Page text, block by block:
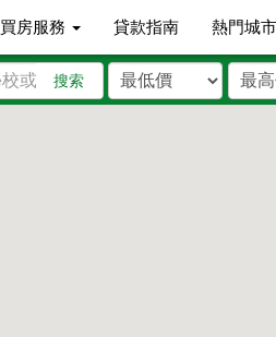
買房服務 貸款指南 熱門城
搜索